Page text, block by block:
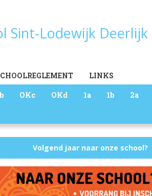
Sint-Lodewijk Deerlijk
OKc OKd 1a 1b 2a
LINKS
Volgend jaar naar onze school?